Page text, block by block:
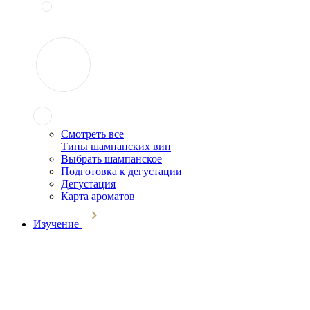
Смотреть все
Типы шампанских вин
Выбрать шампанское
Подготовка к дегустации
Дегустация
Карта ароматов
Изучение